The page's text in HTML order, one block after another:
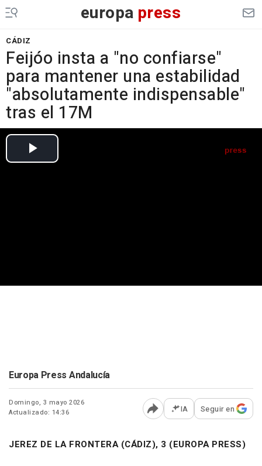
europa press
CÁDIZ
Feijóo insta a "no confiarse"
para mantener una estabilidad
"absolutamente indispensable"
tras el 17M
Europa Press Andalucía
Domingo, 3 mayo 2026
Actualizado: 14:36
Abrir opciones para
IA Seguir en
JEREZ DE LA FRONTERA (CÁDIZ), 3 (EUROPA PRESS)